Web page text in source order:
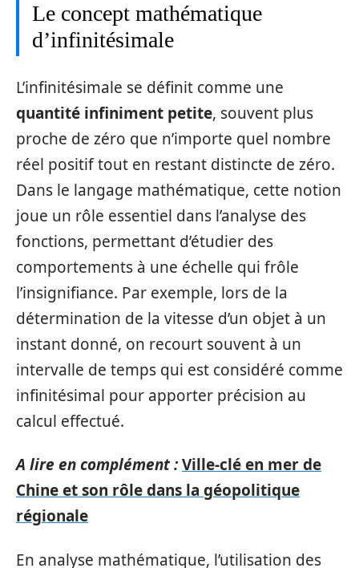
Le concept mathématique
d’infinitésimale
L’infinitésimale se définit comme une
quantité infiniment petite, souvent plus
proche de zéro que n’importe quel nombre
réel positif tout en restant distincte de zéro.
Dans le langage mathématique, cette notion
joue un rôle essentiel dans l’analyse des
fonctions, permettant d’étudier des
comportements à une échelle qui frôle
l’insignifiance. Par exemple, lors de la
détermination de la vitesse d’un objet à un
instant donné, on recourt souvent à un
intervalle de temps qui est considéré comme
infinitésimal pour apporter précision au
calcul effectué.
A lire en complément :Ville-clé en mer de
Chine et son rôle dans la géopolitique
régionale
En analyse mathématique, l’utilisation des